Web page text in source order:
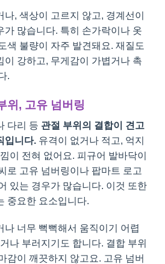
, 색상이 고르지 않고, 경계선이
가 많습니다. 특히 손가락이나 옷
색 불량이 자주 발견돼요. 재질도
이 강하고, 무게감이 가볍거나 촉
.
위, 고유 넘버링
다리 등 관절 부위의 결합이 견고
입니다. 유격이 없거나 적고, 억지
이 전혀 없어요. 피규어 발바닥이
로 고유 넘버링이나 팝마트 로고
있는 경우가 많습니다. 이것 또한
중요한 요소입니다.
나 너무 뻑뻑해서 움직이기 어렵
나 부러지기도 합니다. 결합 부위
감이 깨끗하지 않고요. 고유 넘버